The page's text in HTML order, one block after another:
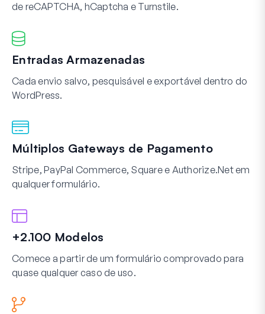
de reCAPTCHA, hCaptcha e Turnstile.
Entradas Armazenadas
Cada envio salvo, pesquisável e exportável dentro do
WordPress.
Múltiplos Gateways de Pagamento
Stripe, PayPal Commerce, Square e Authorize.Net em
qualquer formulário.
+2.100 Modelos
Comece a partir de um formulário comprovado para
quase qualquer caso de uso.